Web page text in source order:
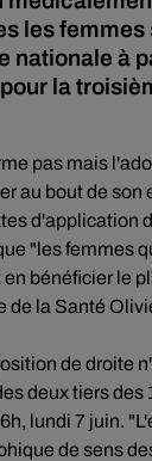
les
nationale à
la
pas mais
au bout de
d'application
"les femmes
bénéficier le
de la Santé
de droite
deux tiers des
lundi 7 juin.
de sens